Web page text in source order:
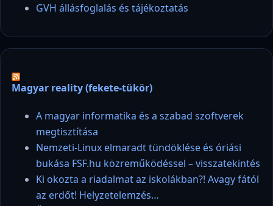
GVH állásfoglalás és tájékoztatás
Magyar reality (fekete-tükör)
A magyar informatika és a szabad szoftverek
megtisztítása
Nemzeti-Linux elmaradt tündöklése és óriási
bukása FSF.hu közreműködéssel – visszatekintés
Ki okozta a riadalmat az iskolákban?! Avagy fától
az erdőt! Helyzetelemzés…